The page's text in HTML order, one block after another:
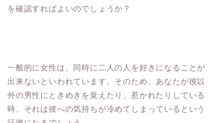
を確認すればよいのでしょうか？
一般的に女性は、同時に二人の人を好きになることが
出来ないといわれています。そのため、あなたが彼以
外の男性にときめきを覚えたり、惹かれたりしている
時、それは彼への気持ちが冷めてしまっているという